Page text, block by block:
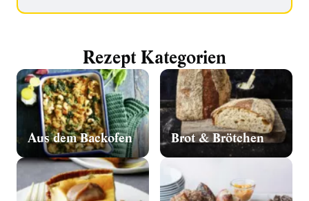
Rezept Kategorien
Aus dem Backofen Brot & Brötchen